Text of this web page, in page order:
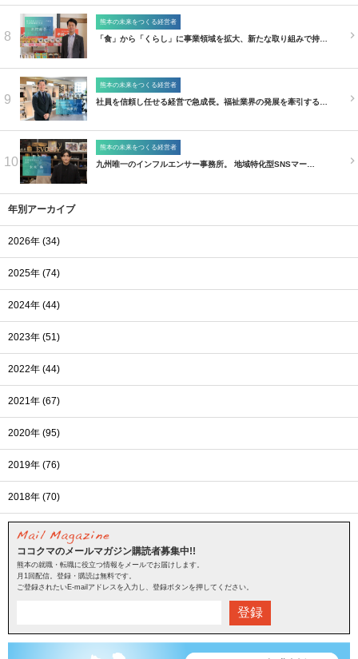
8
熊本の未来をつくる経営者
「食」から「くらし」に事業領域を拡大、新たな取り組みで持…
9
熊本の未来をつくる経営者
社員を信頼し任せる経営で急成長。福祉業界の発展を牽引する…
10
熊本の未来をつくる経営者
九州唯一のインフルエンサー事務所。 地域特化型SNSマー…
年別アーカイブ
2026年 (34)
2025年 (74)
2024年 (44)
2023年 (51)
2022年 (44)
2021年 (67)
2020年 (95)
2019年 (76)
2018年 (70)
ココクマのメールマガジン購読者募集中!!
熊本の就職・転職に役立つ情報をメールでお届けします。
月1回配信。登録・購読は無料です。
ご登録されたいE-mailアドレスを入力し、登録ボタンを押してください。
登録